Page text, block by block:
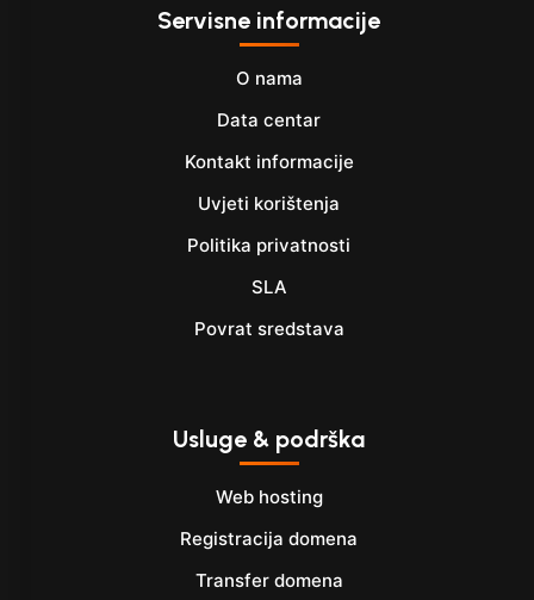
Servisne informacije
O nama
Data centar
Kontakt informacije
Uvjeti korištenja
Politika privatnosti
SLA
Povrat sredstava
Usluge & podrška
Web hosting
Registracija domena
Transfer domena